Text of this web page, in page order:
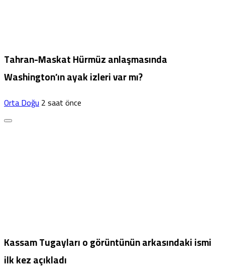
Tahran-Maskat Hürmüz anlaşmasında
Washington’ın ayak izleri var mı?
Orta Doğu2 saat önce
Kassam Tugayları o görüntünün arkasındaki ismi
ilk kez açıkladı